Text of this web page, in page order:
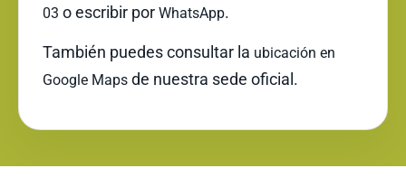
03 o escribir por WhatsApp.
También puedes consultar la ubicación en
Google Maps de nuestra sede oficial.